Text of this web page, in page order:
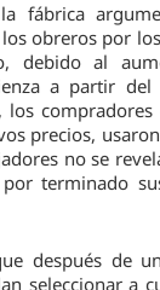
fábrica
obreros por
debido al
a partir
los
precios,
no se
terminado
después de
seleccionar a